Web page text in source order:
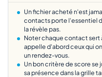
Un fichier acheté n'est
contacts porte l'essentiel
la révèle pas.
Noter chaque contact sert
appelle d'abord ceux qui
un rendez-vous.
Un bon critère de score se
sa présence dans la grille